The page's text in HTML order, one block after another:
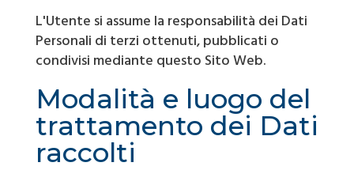
L'Utente si assume la responsabilità dei Dati
Personali di terzi ottenuti, pubblicati o
condivisi mediante questo Sito Web.
Modalità e luogo del
trattamento dei Dati
raccolti